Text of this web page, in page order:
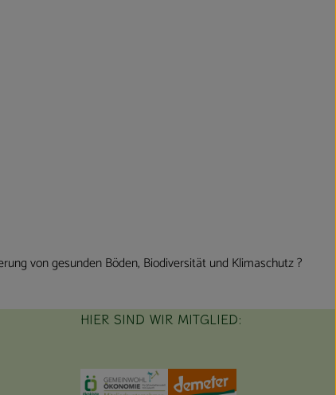
von gesunden Böden, Biodiversität und Klimaschutz ?
HIER SIND WIR MITGLIED:
Externer Link zu https://www.oekokiste.de/
Externer Link zu https://